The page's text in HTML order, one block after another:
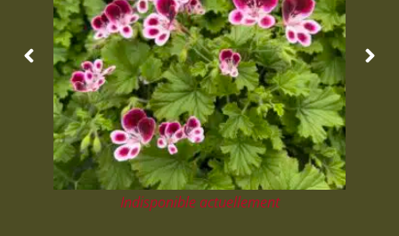
Indisponible actuellement